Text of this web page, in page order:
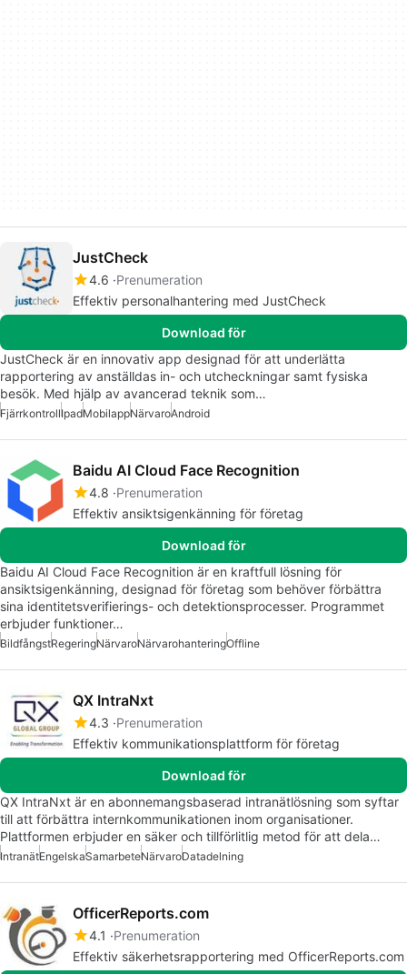
JustCheck
4.6 Prenumeration
Effektiv personalhantering med JustCheck
Download för
JustCheck är en innovativ app designad för att underlätta
rapportering av anställdas in- och utcheckningar samt fysiska
besök. Med hjälp av avancerad teknik som…
FjärrkontrollIpadMobilappNärvaroAndroid
Baidu AI Cloud Face Recognition
4.8 Prenumeration
Effektiv ansiktsigenkänning för företag
Download för
Baidu AI Cloud Face Recognition är en kraftfull lösning för
ansiktsigenkänning, designad för företag som behöver förbättra
sina identitetsverifierings- och detektionsprocesser. Programmet
erbjuder funktioner…
BildfångstRegeringNärvaroNärvarohanteringOffline
QX IntraNxt
4.3 Prenumeration
Effektiv kommunikationsplattform för företag
Download för
QX IntraNxt är en abonnemangsbaserad intranätlösning som syftar
till att förbättra internkommunikationen inom organisationer.
Plattformen erbjuder en säker och tillförlitlig metod för att dela…
IntranätEngelskaSamarbeteNärvaroDatadelning
OfficerReports.com
4.1
Prenumeration
Effektiv säkerhetsrapportering med OfficerReports.com